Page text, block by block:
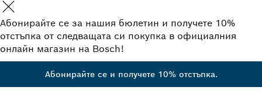
Абонирайте се за нашия бюлетин и получете 10%
отстъпка от следващата си покупка в официалния
онлайн магазин на Bosch!
Абонирайте се и получете 10% отстъпка.